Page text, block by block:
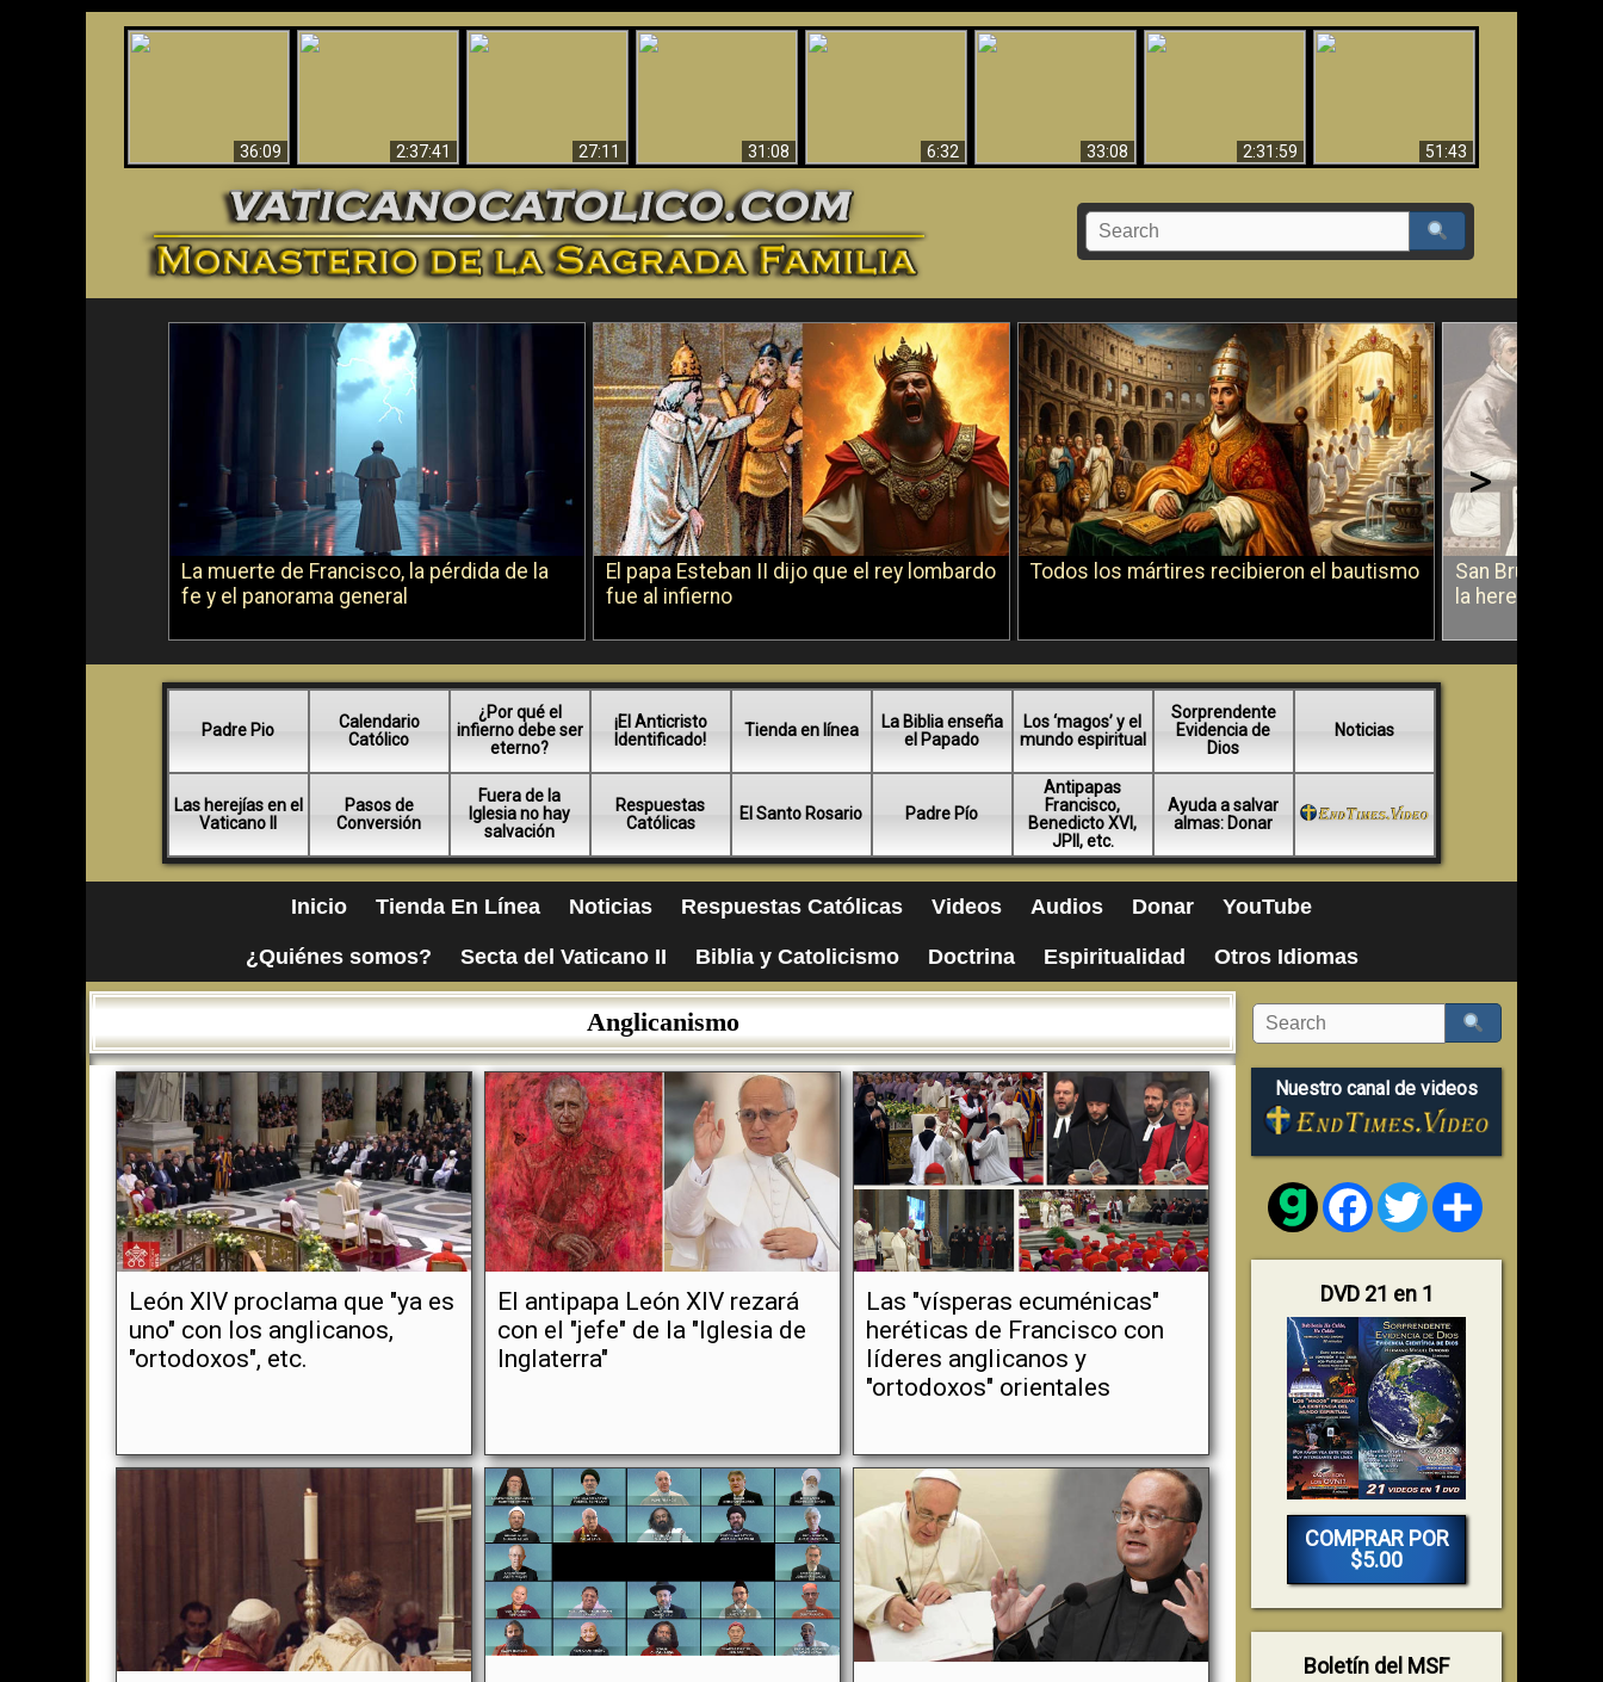
36:09
2:37:41
27:11
31:08 6:32 33:08 2:31:59 51:43
La muerte de Francisco, la pérdida de la
fe y el panorama general
El papa Esteban II dijo que el rey lombardo
fue al infierno
Todos los mártires recibieron el bautismo
San Bruno
la herejía
>
Padre Pio
Calendario
Católico
¿Por qué el
infierno debe ser
eterno?
¡El Anticristo
Identificado!
Tienda en línea
La Biblia enseña
el Papado
Los ‘magos’ y el
mundo espiritual
Sorprendente
Evidencia de
Dios
Noticias
Las herejías en el
Vaticano II
Pasos de
Conversión
Fuera de la
Iglesia no hay
salvación
Respuestas
Católicas
El Santo Rosario Padre Pío
Antipapas
Francisco,
Benedicto XVI,
JPII, etc.
Ayuda a salvar
almas: Donar
Inicio Tienda En Línea Noticias Respuestas Católicas Videos Audios Donar YouTube
¿Quiénes somos? Secta del Vaticano II Biblia y Catolicismo Doctrina Espiritualidad Otros Idiomas
Anglicanismo
León XIV proclama que "ya es
uno" con los anglicanos,
"ortodoxos", etc.
El antipapa León XIV rezará
con el "jefe" de la "Iglesia de
Inglaterra"
Las "vísperas ecuménicas"
heréticas de Francisco con
líderes anglicanos y
"ortodoxos" orientales
Nuestro canal de videos
FacebookTwitter
DVD 21 en 1
COMPRAR POR
$5.00
Boletín del MSF